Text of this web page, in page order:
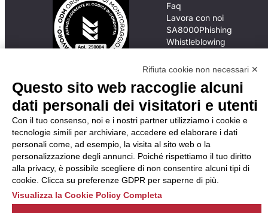
In caso di
inadempimento da parte
della ApL delle
disposizioni
del Codice di Condotta, è
possibile presentare un
reclamo
all’Organismo di
Monitoraggio utilizzando
una delle modalità
descritte al seguente
Faq
Lavora con noi
SA8000Phishing
Whistleblowing
Rifiuta cookie non necessari ✕
Questo sito web raccoglie alcuni
dati personali dei visitatori e utenti
Con il tuo consenso, noi e i nostri partner utilizziamo i cookie e
tecnologie simili per archiviare, accedere ed elaborare i dati
personali come, ad esempio, la visita al sito web o la
personalizzazione degli annunci. Poiché rispettiamo il tuo diritto
alla privacy, è possibile scegliere di non consentire alcuni tipi di
cookie. Clicca su preferenze GDPR per saperne di più.
Visualizza la Cookie Policy Completa